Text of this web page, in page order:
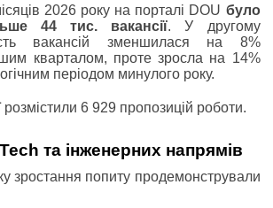
2026 року на порталі DOU було
44 тис. вакансії. У другому
вакансій зменшилася на 8%
кварталом, проте зросла на 14%
періодом минулого року.
розмістили 6 929 пропозицій роботи.
та інженерних напрямів
зростання попиту продемонстрували